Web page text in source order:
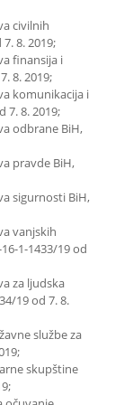
civilnih
8. 2019;
finansija i
8. 2019;
komunikacija i
7. 8. 2019;
odbrane BiH,
pravde BiH,
sigurnosti BiH,
vanjskih
1-1433/19 od
za ljudska
19 od 7. 8.
službe za
skupštine